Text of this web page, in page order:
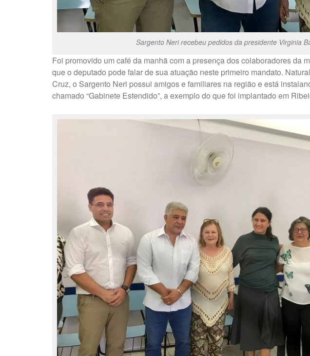
Sargento Neri recebeu pedidos da presidente Virginia
Foi promovido um café da manhã com a presença dos colaboradores da
que o deputado pode falar de sua atuação neste primeiro mandato.
Cruz, o Sargento Neri possui amigos e familiares na região e está
chamado “Gabinete Estendido”, a exemplo do que foi implantado em